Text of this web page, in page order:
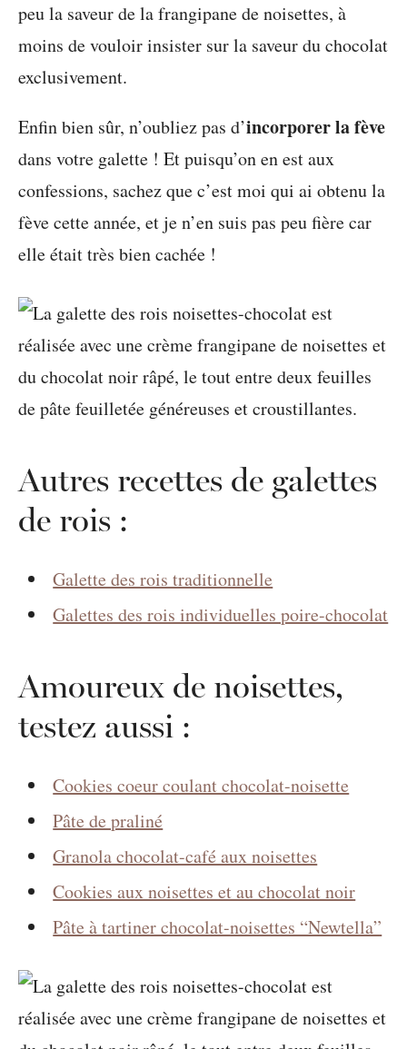
peu la saveur de la frangipane de noisettes, à
moins de vouloir insister sur la saveur du chocolat
exclusivement.
Enfin bien sûr, n’oubliez pas d’incorporer la fève
dans votre galette ! Et puisqu’on en est aux
confessions, sachez que c’est moi qui ai obtenu la
fève cette année, et je n’en suis pas peu fière car
elle était très bien cachée !
Autres recettes de galettes
de rois :
Galette des rois traditionnelle
Galettes des rois individuelles poire-chocolat
Amoureux de noisettes,
testez aussi :
Cookies coeur coulant chocolat-noisette
Pâte de praliné
Granola chocolat-café aux noisettes
Cookies aux noisettes et au chocolat noir
Pâte à tartiner chocolat-noisettes “Newtella”